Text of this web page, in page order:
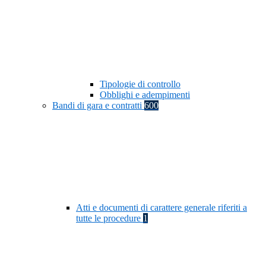
Tipologie di controllo
Obblighi e adempimenti
Bandi di gara e contratti 600
Atti e documenti di carattere generale riferiti a
tutte le procedure 1